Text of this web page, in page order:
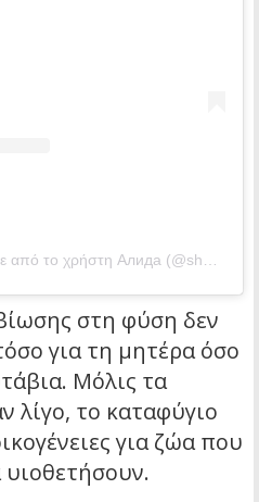
στη φύση δεν
για τη μητέρα όσο
Μόλις τα
λίγο, το καταφύγιο
για ζώα που